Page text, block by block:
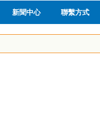
新聞中心 聯繫方式